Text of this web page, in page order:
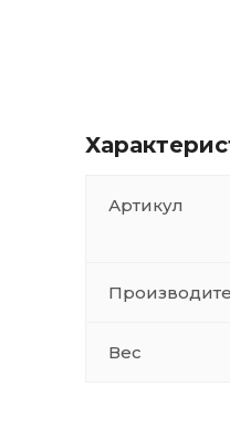
Артикул
Вес